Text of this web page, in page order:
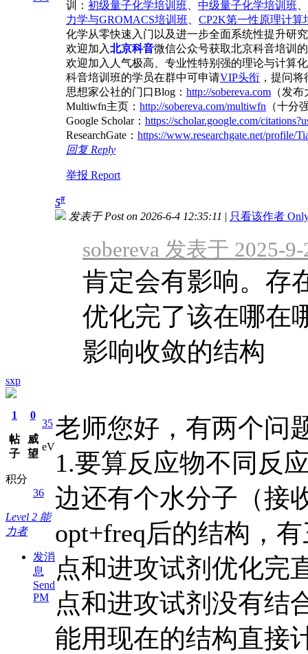
训： 初级量子化学培训班 中级量子化学培训班
力学与GROMACS培训班
CP2K第一性原理计算
化学从零快速入门以及进一步全面系统性提升研
欢迎加入北京科音微信公众号获取北京科音培训
欢迎加入人气极高、专业性特别强的理论与计算
科音培训班的学员在群中可申请VIP头衔 ，提问
思想家公社的门口Blog： http://sobereva.com （发
Multiwfn主页： http://sobereva.com/multiwfn （十分
Google Scholar： https://scholar.google.com/
ResearchGate： https://www.researchgate.net/profile/
回复 Reply
举报 Report
sxp
1
帖
子
0
威
望
35
eV
积分
36
Level 2 能
力者
发消
息
Send
PM
5#
发表于 Post on 2026-6-4 12:35:11 | 只看该作者
sobereva 发表于 2025-
肯定会有影响。存
优化完了该在哪在
影响收敛的结构
老师您好，有两个问
1.要算反应物不同反
边还有个水分子（接
opt+freq后的结构，
点和进攻试剂优化完
点和进攻试剂没有结
能用现在的结构直接